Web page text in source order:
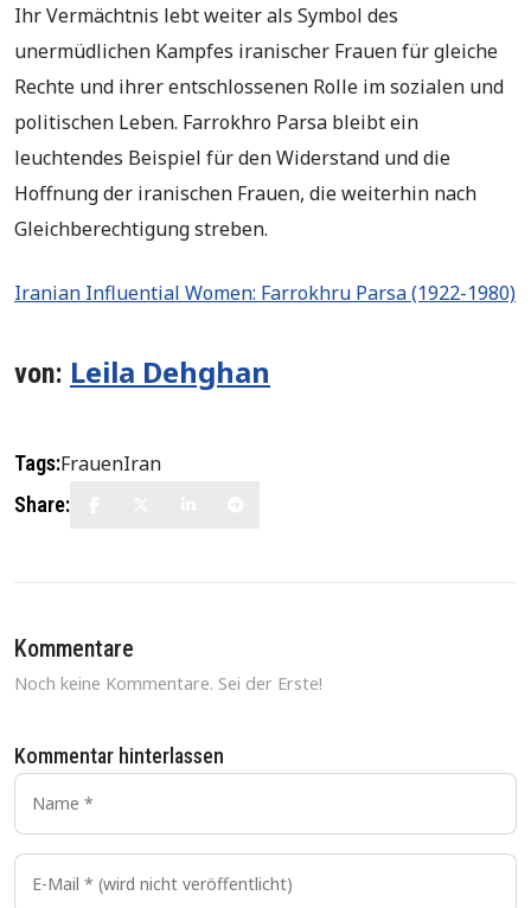
Ihr Vermächtnis lebt weiter als Symbol des
unermüdlichen Kampfes iranischer Frauen für gleiche
Rechte und ihrer entschlossenen Rolle im sozialen und
politischen Leben. Farrokhro Parsa bleibt ein
leuchtendes Beispiel für den Widerstand und die
Hoffnung der iranischen Frauen, die weiterhin nach
Gleichberechtigung streben.
Iranian Influential Women: Farrokhru Parsa (1922-1980)
von: Leila Dehghan
Tags:FrauenIran
Share:
Kommentare
Noch keine Kommentare. Sei der Erste!
Kommentar hinterlassen